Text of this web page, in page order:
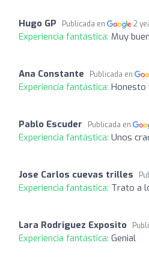
Hugo GP Publicada en 2
Experiencia fantástica: Muy
Ana Constante Publicada en
Experiencia fantástica: Honesto
Pablo Escuder Publicada en
Experiencia fantástica: Unos
Jose Carlos cuevas trilles
Experiencia fantástica: Trato a
Lara Rodriguez Exposito
Experiencia fantástica: Genial